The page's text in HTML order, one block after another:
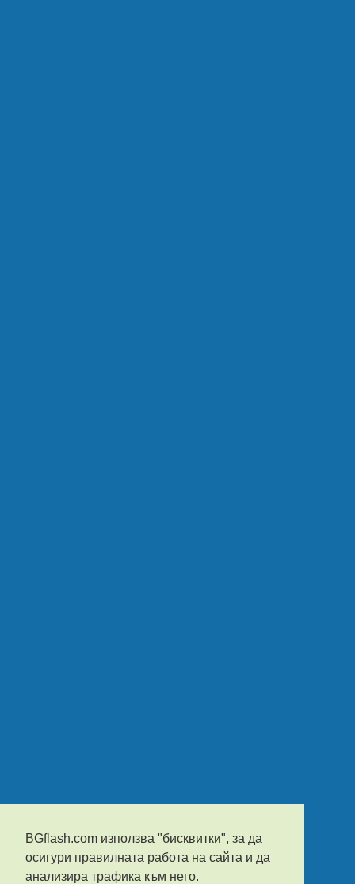
BGflash.com използва "бисквитки", за да
осигури правилната работа на сайта и да
анализира трафика към него.